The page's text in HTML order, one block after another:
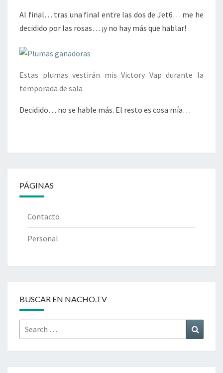
Al final… tras una final entre las dos de Jet6… me he
decidido por las rosas… ¡y no hay más que hablar!
Estas plumas vestirán mis Victory Vap durante la
temporada de sala
Decidido… no se hable más. El resto es cosa mía…
PÁGINAS
Contacto
Personal
BUSCAR EN NACHO.TV
Search
for: